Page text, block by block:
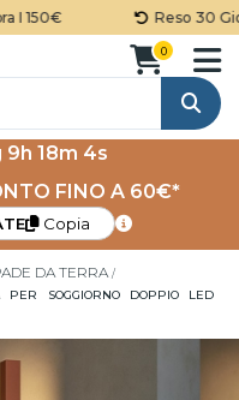
150€ Reso 30
Cerca
0
9h 18m 4s
FINO A 60€*
Copia
DA TERRA
PER SOGGIORNO DOPPIO LED